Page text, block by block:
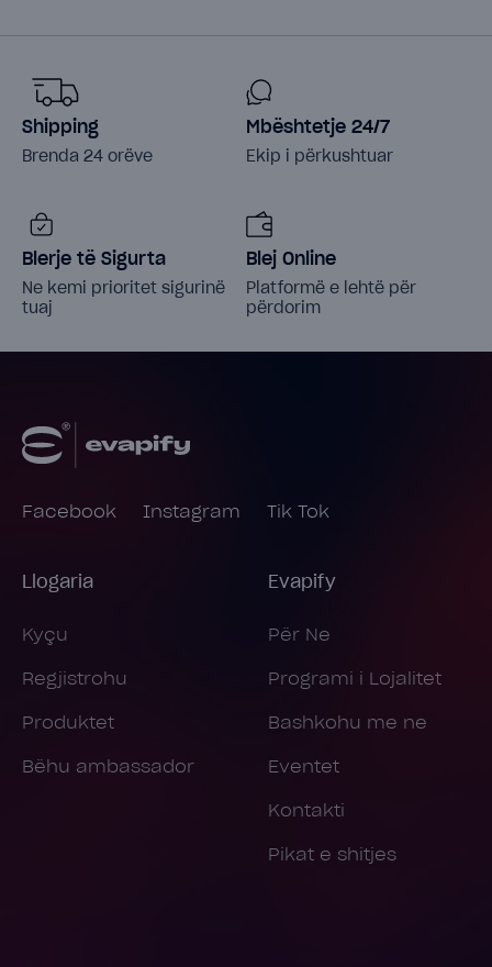
Shipping
Brenda 24 orëve
Mbështetje 24/7
Ekip i përkushtuar
Blerje të Sigurta
Ne kemi prioritet sigurinë
tuaj
Blej Online
Platformë e lehtë për
përdorim
Facebook Instagram Tik Tok
Llogaria
Kyçu
Regjistrohu
Produktet
Bëhu ambassador
Evapify
Për Ne
Programi i Lojalitet
Bashkohu me ne
Eventet
Kontakti
Pikat e shitjes